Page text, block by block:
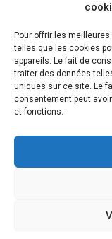
Pour offrir les
telles que les cookies
appareils. Le fait de
traiter des données
uniques sur ce site. Le
consentement peut
et fonctions.
De 9 h à 12 h
LIENS UTILES
Mentions
Politique de
Politique de